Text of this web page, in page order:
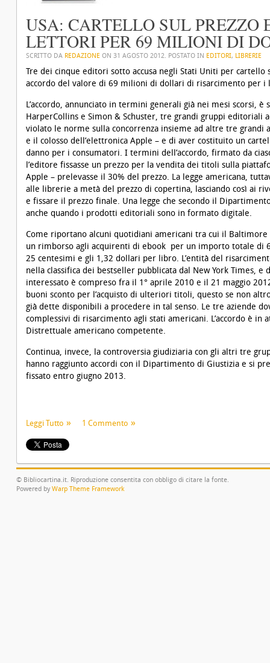
USA: CARTELLO SUL PREZZO
LETTORI PER 69 MILIONI DI
SCRITTO DA REDAZIONE ON 31 AGOSTO 2012. POSTATO IN EDITORI, LIBRERIE
Tre dei cinque editori sotto accusa negli Stati Uniti per cartello
accordo del valore di 69 milioni di dollari di risarcimento per i
L’accordo, annunciato in termini generali già nei mesi scorsi,
HarperCollins e Simon & Schuster, tre grandi gruppi editoriali
violato le norme sulla concorrenza insieme ad altre tre grandi
e il colosso dell’elettronica Apple – e di aver costituito un
danno per i consumatori. I termini dell’accordo, firmato da
l’editore fissasse un prezzo per la vendita dei titoli sulla
Apple – prelevasse il 30% del prezzo. La legge americana,
alle librerie a metà del prezzo di copertina, lasciando così ai
e fissare il prezzo finale. Una legge che secondo il
anche quando i prodotti editoriali sono in formato digitale.
Come riportano alcuni quotidiani americani tra cui il Baltimore
un rimborso agli acquirenti di ebook per un importo totale di
25 centesimi e gli 1,32 dollari per libro. L’entità del
nella classifica dei bestseller pubblicata dal New York Times,
interessato è compreso fra il 1° aprile 2010 e il 21 maggio
buoni sconto per l’acquisto di ulteriori titoli, questo se non
già dette disponibili a procedere in tal senso. Le tre aziende
complessivi di risarcimento agli stati americani. L’accordo è in
Distrettuale americano competente.
Continua, invece, la controversia giudiziaria con gli altri tre
hanno raggiunto accordi con il Dipartimento di Giustizia e si
fissato entro giugno 2013.
Leggi Tutto 1 Commento
© Bibliocartina.it. Riproduzione consentita con obbligo di citare la fonte.
Powered by Warp Theme Framework